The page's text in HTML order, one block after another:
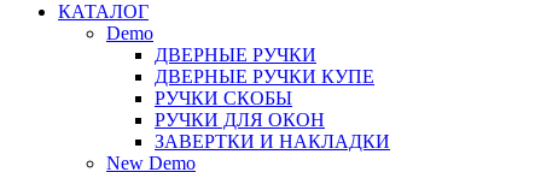
КАТАЛОГ
Demo
ДВЕРНЫЕ РУЧКИ
ДВЕРНЫЕ РУЧКИ КУПЕ
РУЧКИ СКОБЫ
РУЧКИ ДЛЯ ОКОН
ЗАВЕРТКИ И НАКЛАДКИ
New Demo